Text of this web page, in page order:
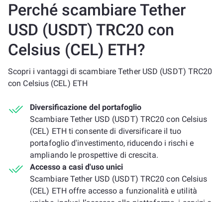
Perché scambiare Tether
USD (USDT) TRC20 con
Celsius (CEL) ETH?
Scopri i vantaggi di scambiare Tether USD (USDT) TRC20
con Celsius (CEL) ETH
Diversificazione del portafoglio
Scambiare Tether USD (USDT) TRC20 con Celsius
(CEL) ETH ti consente di diversificare il tuo
portafoglio d'investimento, riducendo i rischi e
ampliando le prospettive di crescita.
Accesso a casi d'uso unici
Scambiare Tether USD (USDT) TRC20 con Celsius
(CEL) ETH offre accesso a funzionalità e utilità